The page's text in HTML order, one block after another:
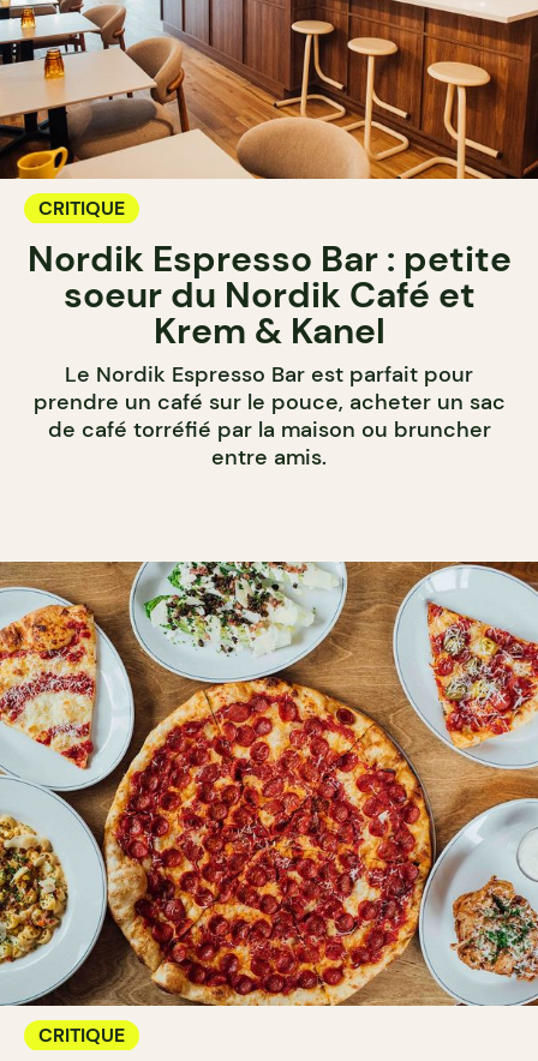
CRITIQUE
Nordik Espresso Bar : petite
soeur du Nordik Café et
Krem & Kanel
Le Nordik Espresso Bar est parfait pour
prendre un café sur le pouce, acheter un sac
de café torréfié par la maison ou bruncher
entre amis.
CRITIQUE